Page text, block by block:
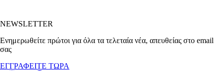
NEWSLETTER
Ενημερωθείτε πρώτοι για όλα τα τελεταία νέα, απευθείας στο email
σας
ΕΓΓΡΑΦΕΙΤΕ ΤΩΡΑ